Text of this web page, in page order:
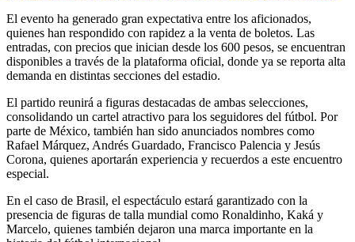
El evento ha generado gran expectativa entre los aficionados,
quienes han respondido con rapidez a la venta de boletos. Las
entradas, con precios que inician desde los 600 pesos, se encuentran
disponibles a través de la plataforma oficial, donde ya se reporta alta
demanda en distintas secciones del estadio.
El partido reunirá a figuras destacadas de ambas selecciones,
consolidando un cartel atractivo para los seguidores del fútbol. Por
parte de México, también han sido anunciados nombres como
Rafael Márquez, Andrés Guardado, Francisco Palencia y Jesús
Corona, quienes aportarán experiencia y recuerdos a este encuentro
especial.
En el caso de Brasil, el espectáculo estará garantizado con la
presencia de figuras de talla mundial como Ronaldinho, Kaká y
Marcelo, quienes también dejaron una marca importante en la